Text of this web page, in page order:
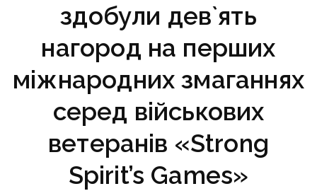
здобули дев`ять
нагород на перших
міжнародних змаганнях
серед військових
ветеранів «Strong
Spirit’s Games»